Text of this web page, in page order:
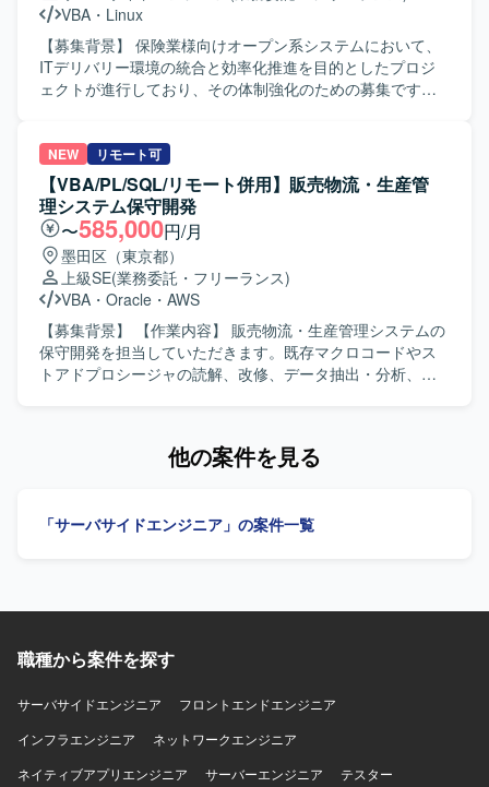
マゲーム開発を支える基盤となるツールやスクリプトの開
発に携わることができ、開発チーム全体の生産性向上に直
接貢献できるポジションです。ゲーム開発フローや各種開
発ツールに関する知見を広く深めることができます。 【開
ト開発となります。
VBA ・ Linux
【募集背景】 保険業様向けオープン系システムにおいて、
ITデリバリー環境の統合と効率化推進を目的としたプロジ
ェクトが進行しており、その体制強化のための募集です。
発や、Webアプリケーション、モバイルアプリケーショ
ン、APIを対象としたテスト計画の作成およびテスト実施を
行っていただきます。アジャイルデリバリーモデルに基づ
き、スプリントテストへの参画を通じて品質向上に貢献し
ていただきます。 【求める人物像】 生命保険分野の業務知
識を活かしながら、アジャイル開発環境で主体的に設計・
開発・テストに取り組んでいただける方を求めています。
Excel VBAなど既存のスキルを活かしつつ、テストプロセス
や品質向上に意欲的に取り組んでいただける方です。 【ポ
ジションの魅力】 保険業界向けのオープン系システム開発
に携わることで、ドメイン知識とアジャイル開発の経験を
境】 Excel VBAを用いた開発環境を中心に、Linux環境など
NEW リモート可
【VBA/PL/SQL/リモート併用】販売物流・生産管
理システム保守開発
〜585,000円/月
墨田区（東京都）
上級SE(業務委託・フリーランス)
VBA ・ Oracle ・ AWS
【募集背景】 【作業内容】 販売物流・生産管理システムの
保守開発を担当していただきます。既存マクロコードやス
トアドプロシージャの読解、改修、データ抽出・分析、業
連携できる方を求めています。 【ポジションの魅力】 販売
Oracle（PL/SQL）を使用します。
他の案件を見る
「サーバサイドエンジニア」の案件一覧
職種から案件を探す
サーバサイドエンジニア
フロントエンドエンジニア
インフラエンジニア
ネットワークエンジニア
ネイティブアプリエンジニア
サーバーエンジニア
テスター